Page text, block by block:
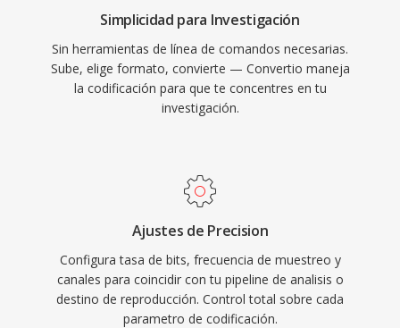
Simplicidad para Investigación
Sin herramientas de línea de comandos necesarias.
Sube, elige formato, convierte — Convertio maneja
la codificación para que te concentres en tu
investigación.
Ajustes de Precision
Configura tasa de bits, frecuencia de muestreo y
canales para coincidir con tu pipeline de analisis o
destino de reproducción. Control total sobre cada
parametro de codificación.